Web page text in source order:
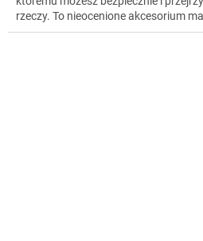
rzeczy. To nieocenione akcesorium